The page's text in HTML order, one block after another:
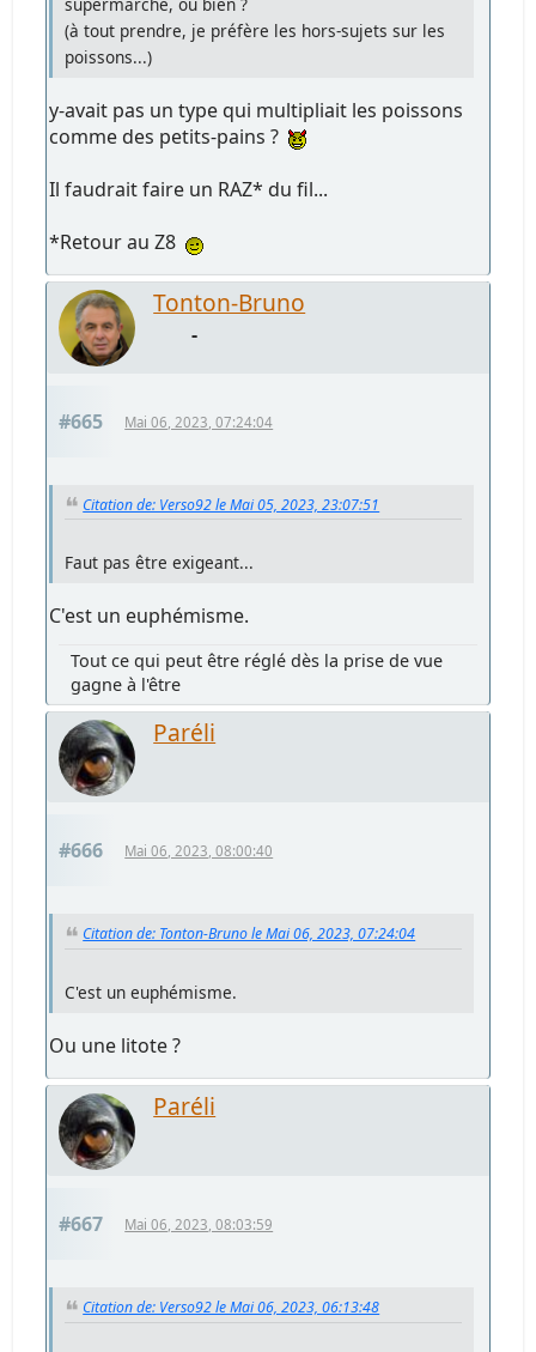
(à tout prendre, je préfère les hors-sujets sur les
poissons...)
y-avait pas un type qui multipliait les poissons
comme des petits-pains ?
Il faudrait faire un RAZ* du fil...
*Retour au Z8
Tonton-Bruno
-
#665 Mai 06, 2023, 07:24:04
Citation de: Verso92 le Mai 05, 2023, 23:07:51
Faut pas être exigeant...
C'est un euphémisme.
Tout ce qui peut être réglé dès la prise de vue
gagne à l'être
Paréli
#666 Mai 06, 2023, 08:00:40
Citation de: Tonton-Bruno le Mai 06, 2023, 07:24:04
C'est un euphémisme.
Ou une litote ?
Paréli
#667 Mai 06, 2023, 08:03:59
Citation de: Verso92 le Mai 06, 2023, 06:13:48